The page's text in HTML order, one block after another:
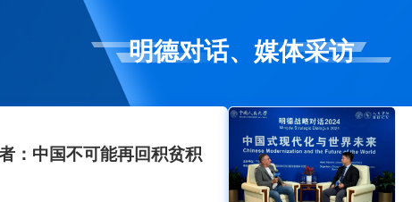
明德对话、媒体采访
：中国不可能再回积贫积